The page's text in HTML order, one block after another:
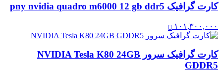
کارت گرافیک pny nvidia quadro m6000 12 gb ddr5
۱۰۱,۳۰۰,۰۰۰
کارت گرافیک سرور NVIDIA Tesla K80 24GB
GDDR5